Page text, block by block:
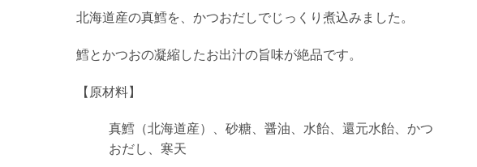
北海道産の真鱈を、かつおだしでじっくり煮込みました。
鱈とかつおの凝縮したお出汁の旨味が絶品です。
【原材料】
真鱈（北海道産）、砂糖、醤油、水飴、還元水飴、かつ
おだし、寒天